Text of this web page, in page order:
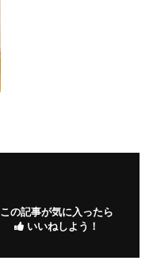
この記事が気に入ったら
いいねしよう！